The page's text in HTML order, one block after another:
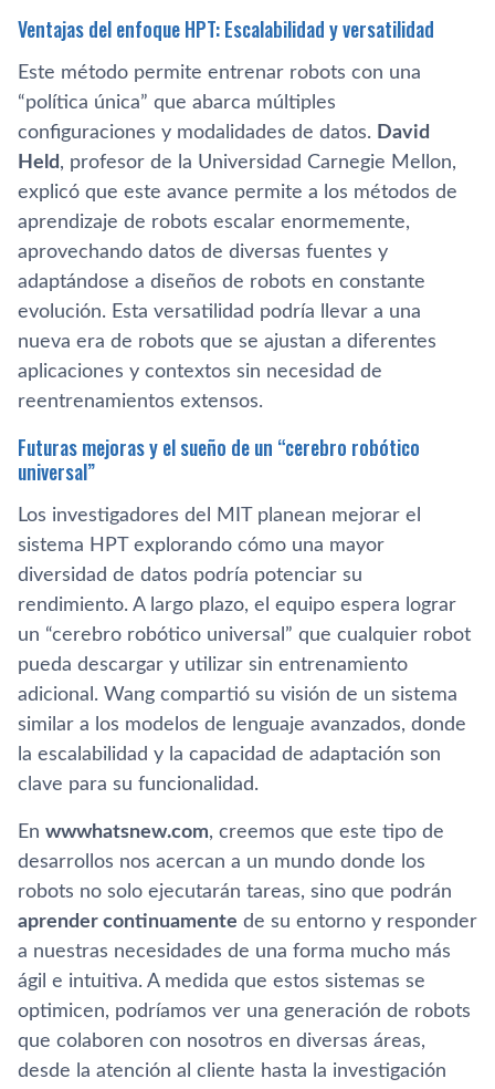
Ventajas del enfoque HPT: Escalabilidad y versatilidad
Este método permite entrenar robots con una
“política única” que abarca múltiples
configuraciones y modalidades de datos. David
Held, profesor de la Universidad Carnegie Mellon,
explicó que este avance permite a los métodos de
aprendizaje de robots escalar enormemente,
aprovechando datos de diversas fuentes y
adaptándose a diseños de robots en constante
evolución. Esta versatilidad podría llevar a una
nueva era de robots que se ajustan a diferentes
aplicaciones y contextos sin necesidad de
reentrenamientos extensos.
Futuras mejoras y el sueño de un “cerebro robótico
universal”
Los investigadores del MIT planean mejorar el
sistema HPT explorando cómo una mayor
diversidad de datos podría potenciar su
rendimiento. A largo plazo, el equipo espera lograr
un “cerebro robótico universal” que cualquier robot
pueda descargar y utilizar sin entrenamiento
adicional. Wang compartió su visión de un sistema
similar a los modelos de lenguaje avanzados, donde
la escalabilidad y la capacidad de adaptación son
clave para su funcionalidad.
En wwwhatsnew.com, creemos que este tipo de
desarrollos nos acercan a un mundo donde los
robots no solo ejecutarán tareas, sino que podrán
aprender continuamente de su entorno y responder
a nuestras necesidades de una forma mucho más
ágil e intuitiva. A medida que estos sistemas se
optimicen, podríamos ver una generación de robots
que colaboren con nosotros en diversas áreas,
desde la atención al cliente hasta la investigación